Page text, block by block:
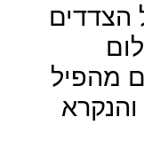
הצדדים
מהפיל